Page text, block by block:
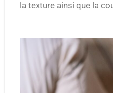
la texture ainsi que la